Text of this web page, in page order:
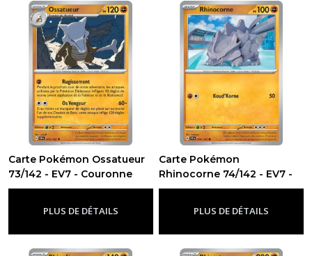
Carte Pokémon Ossatueur
73/142 - EV7 - Couronne
Stellaire-Ev7 - Couronne Stellaire
PLUS DE DÉTAILS
Carte Pokémon
Rhinocorne 74/142 - EV7 -
Couronne Stellaire-Ev7 -
PLUS DE DÉTAILS